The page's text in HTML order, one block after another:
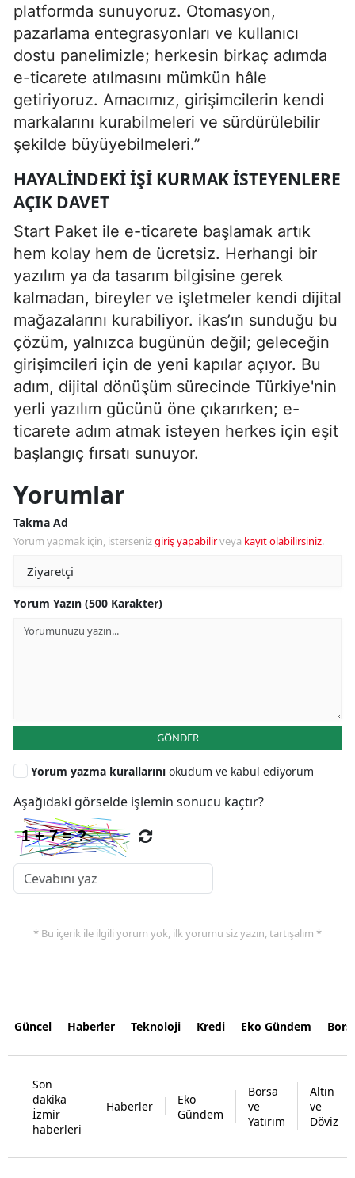
platformda sunuyoruz. Otomasyon,
pazarlama entegrasyonları ve kullanıcı
dostu panelimizle; herkesin birkaç adımda
e-ticarete atılmasını mümkün hâle
getiriyoruz. Amacımız, girişimcilerin kendi
markalarını kurabilmeleri ve sürdürülebilir
şekilde büyüyebilmeleri.”
HAYALINDEKI IŞI KURMAK ISTEYENLERE
AÇIK DAVET
Start Paket ile e-ticarete başlamak artık
hem kolay hem de ücretsiz. Herhangi bir
yazılım ya da tasarım bilgisine gerek
kalmadan, bireyler ve işletmeler kendi dijital
mağazalarını kurabiliyor. ikas’ın sunduğu bu
çözüm, yalnızca bugünün değil; geleceğin
girişimcileri için de yeni kapılar açıyor. Bu
adım, dijital dönüşüm sürecinde Türkiye'nin
yerli yazılım gücünü öne çıkarırken; e-
ticarete adım atmak isteyen herkes için eşit
başlangıç fırsatı sunuyor.
Yorumlar
Takma Ad
Yorum yapmak için, istersenizgiriş yapabilirveya kayıt olabilirsiniz.
Yorum Yazın (500 Karakter)
GÖNDER
Yorum yazma kurallarını okudum ve kabul ediyorum
Aşağıdaki görselde işlemin sonucu kaçtır?
* Bu içerik ile ilgili yorum yok, ilk yorumu siz yazın, tartışalım *
Güncel Haberler Teknoloji Kredi Eko Gündem
Son
dakika
İzmir
haberleri
Haberler
Eko
Gündem
Borsa
ve
Yatırım
Altın
ve
Döviz